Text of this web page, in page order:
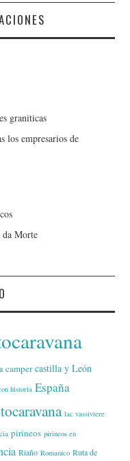
graniticas
los empresarios de
da Morte
camper castilla y León
historia España
lac vassiviere
pirineos pirineos en
Riaño Romanico Ruta de